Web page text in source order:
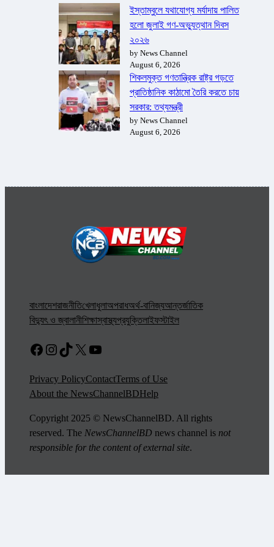
ইস্তাম্বুলে যথাযোগ্য মর্যাদায় পালিত
হলো জুলাই গণ-অভ্যুত্থান দিবস
২০২৬
by News Channel
August 6, 2026
শিকলমুক্ত গণতান্ত্রিক রাষ্ট্র গড়তে
প্রাতিষ্ঠানিক কাঠামো তৈরি করতে চায়
সরকার: তথ্যমন্ত্রী
by News Channel
August 6, 2026
বাংলাদেশরাজনীতিখেলাধুলাঅপরাধঅর্থ-বানিজ্যআন্তর্জাতিক
বিদ্যুৎ ও জ্বালানীশিক্ষাস্বাস্থ্যপ্রযুক্তিলাইফস্টাইল
Facebook
Instagram
TikTok
X YouTube
Privacy PolicyContactTerms of Use
About the NewsChannelBDHelp
Copyright 2025 © NewsChannelBD. All rights
reserved. The NewsChannelBD news channel is not
responsible for the content of external site.